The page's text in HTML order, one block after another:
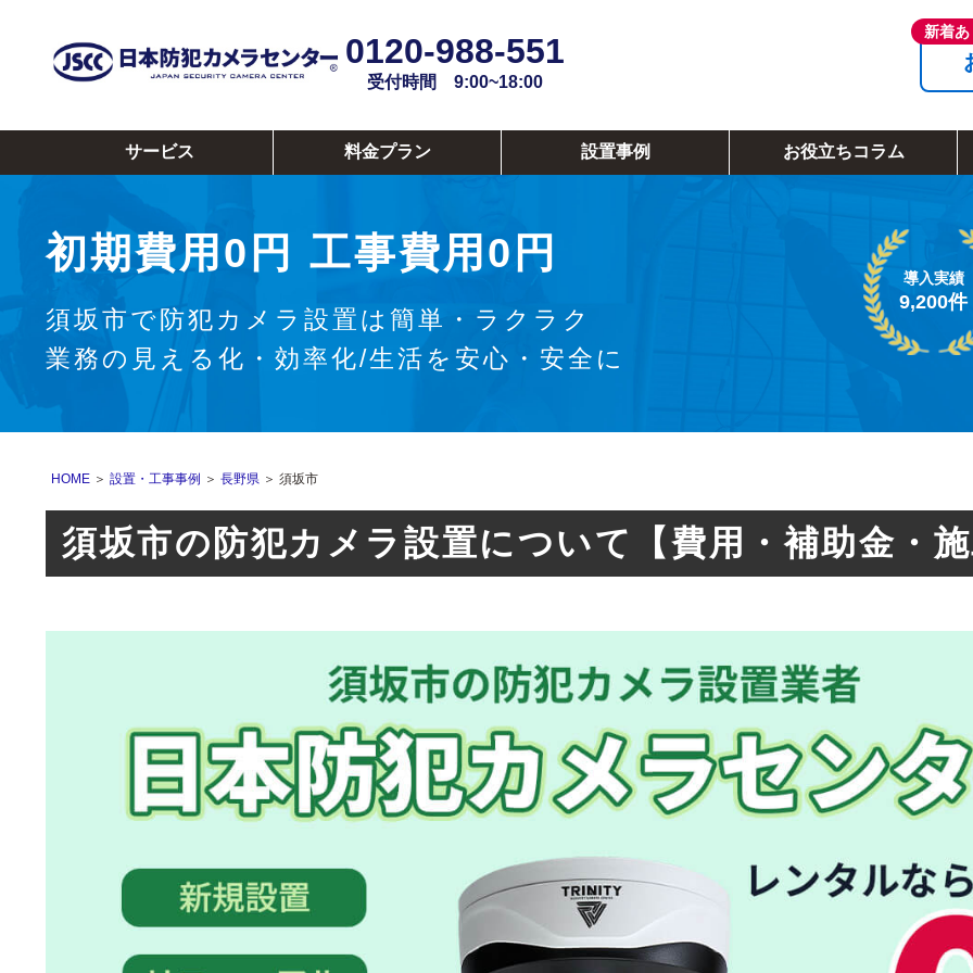
0120-988-551
受付時間 9:00~18:00
サービス 料金プラン 設置事例 お役立ちコラム
初期費用0円 工事費用0円
須坂市で防犯カメラ設置は簡単・ラクラク
業務の見える化・効率化/生活を安心・安全に
導入実績
9,200件
HOME ＞ 設置・工事事例 ＞ 長野県 ＞ 須坂市
須坂市の防犯カメラ設置について【費用・補助金・